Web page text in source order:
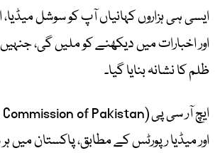
ایسی ہی ہزاروں کہانیاں آپ کو سوشل میڈیا،
اور اخبارات میں دیکھنے کو ملیں گی،
ظلم کا نشانہ بنایا گیا۔
اور میڈیا رپورٹس کے مطابق، پاکستان